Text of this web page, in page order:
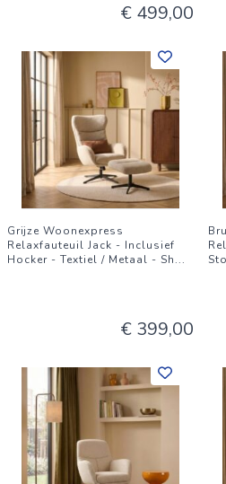
€ 499,00
Grijze Woonexpress
Relaxfauteuil Jack - Inclusief
Hocker - Textiel / Metaal - Sh...
€ 399,00